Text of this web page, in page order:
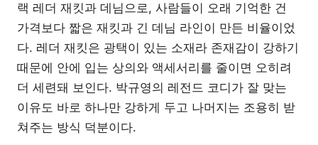
랙 레더 재킷과 데님으로, 사람들이 오래 기억한 건
가격보다 짧은 재킷과 긴 데님 라인이 만든 비율이었
다. 레더 재킷은 광택이 있는 소재라 존재감이 강하기
때문에 안에 입는 상의와 액세서리를 줄이면 오히려
더 세련돼 보인다. 박규영의 레전드 코디가 잘 맞는
이유도 바로 하나만 강하게 두고 나머지는 조용히 받
쳐주는 방식 덕분이다.